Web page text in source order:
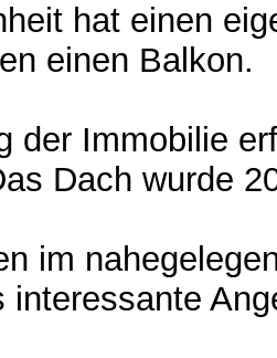
hat einen
einen Balkon.
der Immobilie
Dach wurde
im
interessante